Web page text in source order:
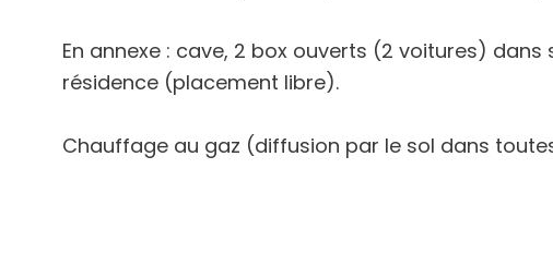
En annexe : cave, 2 box ouverts (2 voitures)
résidence (placement libre).
Chauffage au gaz (diffusion par le sol dans